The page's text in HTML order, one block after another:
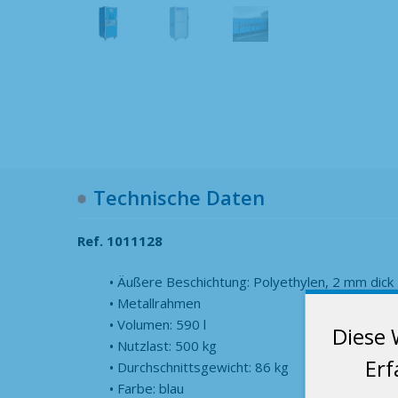
Diese
Technische Daten
Ref. 1011128
Äußere Beschichtung: Polyethylen, 2 mm dick
Metallrahmen
Volumen: 590 l
Nutzlast: 500 kg
Durchschnittsgewicht: 86 kg
Farbe: blau